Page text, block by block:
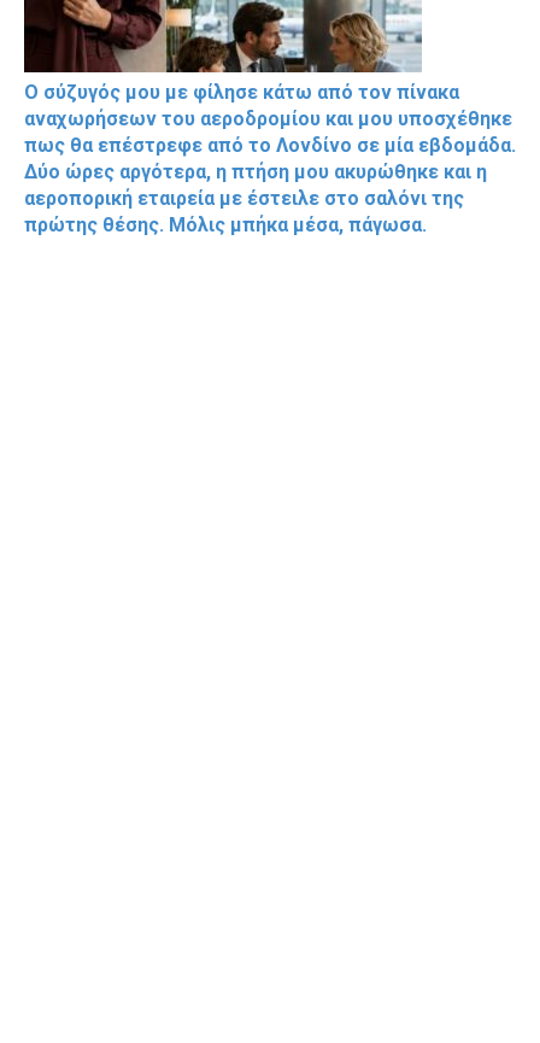
Ο σύζυγός μου με φίλησε κάτω από τον πίνακα
αναχωρήσεων του αεροδρομίου και μου υποσχέθηκε
πως θα επέστρεφε από το Λονδίνο σε μία εβδομάδα.
Δύο ώρες αργότερα, η πτήση μου ακυρώθηκε και η
αεροπορική εταιρεία με έστειλε στο σαλόνι της
πρώτης θέσης. Μόλις μπήκα μέσα, πάγωσα.